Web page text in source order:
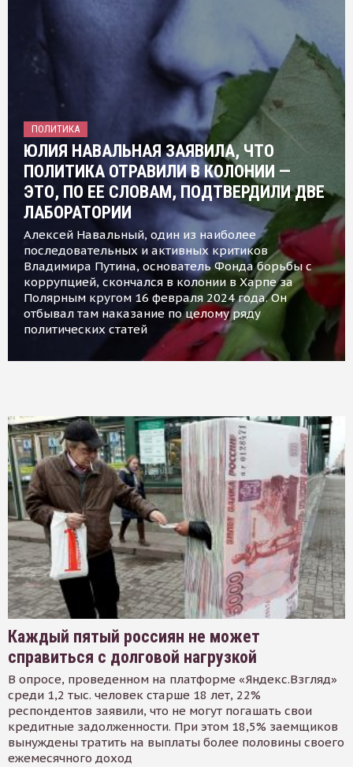
ПОЛИТИКА
ЮЛИЯ НАВАЛЬНАЯ ЗАЯВИЛА, ЧТО
ПОЛИТИКА ОТРАВИЛИ В КОЛОНИИ —
ЭТО, ПО ЕЕ СЛОВАМ, ПОДТВЕРДИЛИ ДВЕ
ЛАБОРАТОРИИ
Алексей Навальный, один из наиболее
последовательных и активных критиков
Владимира Путина, основатель Фонда борьбы с
коррупцией, скончался в колонии в Харпе за
Полярным кругом 16 февраля 2024 года. Он
отбывал там наказание по целому ряду
политических статей
Каждый пятый россиян не может
справиться с долговой нагрузкой
В опросе, проведенном на платформе «Яндекс.Взгляд»
среди 1,2 тыс. человек старше 18 лет, 22%
респондентов заявили, что не могут погашать свои
кредитные задолженности. При этом 18,5% заемщиков
вынуждены тратить на выплаты более половины своего
ежемесячного доход